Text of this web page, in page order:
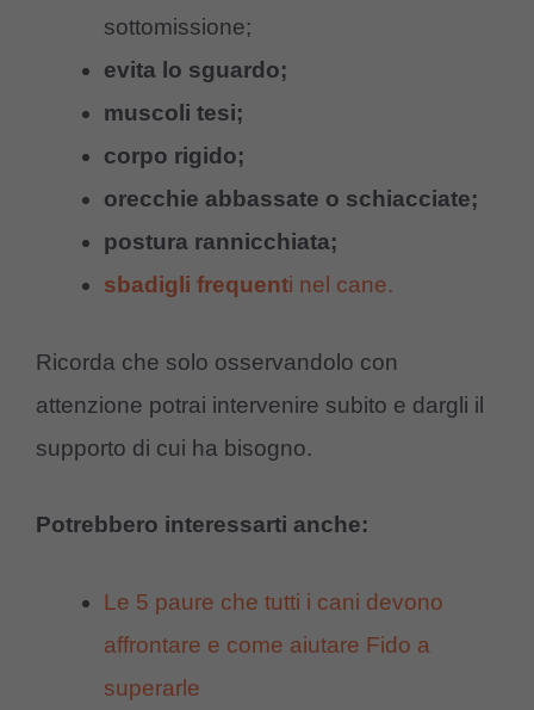
sottomissione;
evita lo sguardo;
muscoli tesi;
corpo rigido;
orecchie abbassate o schiacciate;
postura rannicchiata;
sbadigli frequenti nel cane.
Ricorda che solo osservandolo con
attenzione potrai intervenire subito e dargli il
supporto di cui ha bisogno.
Potrebbero interessarti anche:
Le 5 paure che tutti i cani devono
affrontare e come aiutare Fido a
superarle